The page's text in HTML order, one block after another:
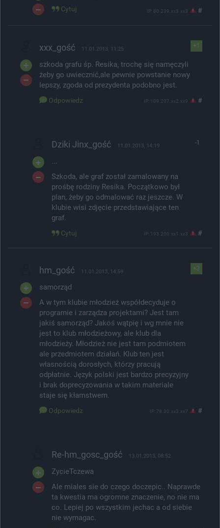
Cytuj IP: 80.239.xx3.xx3 #
+1
xxx_gość 11.01.2013, 11:25
szkoda grafu śp. Resika, trochę się namęczyli
żeby go uwiecznić,ale pewnie powstanie nowy
lepszy, zgoda od prezydenta podobno jest.
Odpowiedz IP: 109.207.xx2.xx9 #
-1
Dziki Jinx_gość 11.01.2013, 14:19
...
Szkoda, ale graf został zamalowany na
prośbę rodziny Resika. Początkowo był
plan, żeby go odmalować raz jeszcze. W
klubie wisi zdjęcie przedstawiające ten
graf.
Cytuj IP: 193.200.xx1.xx3 #
+3
hm_gość 11.01.2013, 14:59
samorząd
A w tym klubie młodzież współdecyduje o
programie i zarządza projektami? Jest tam
jakiś samorząd? Jakoś wątpię i wg mnie nie
jest to klub młodzieżowy, ale klub dla
młodzieży. Młodzież nie jest tam podmiotem
ale przedmiotem działań. Klub ten jest
własnością dorosłych, którzy pracują
odpłatnie. Język polski jest bardzo precyzyjny
i brak doprecyzowania w takim materiale
staje się kłamstwem.
Odpowiedz IP: 78.30.xx3.xx7 #
Re-hm_gosc_gość 13.01.2013, 08:52
ZycieTczewa
Ale miales sie do czego doczepic.. Naprawde
ta kwestia ma ogromne znaczenie, no nie ma
co. Lepiej po wszystkim jechac a od siebie
nie wymagac.